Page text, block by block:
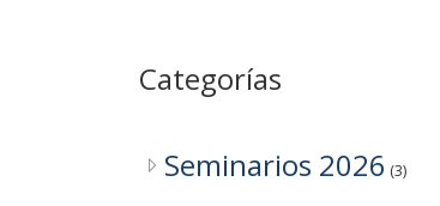
Noviembre: 26
Octubre: 22
Categorías
Seminarios 2026 (3)